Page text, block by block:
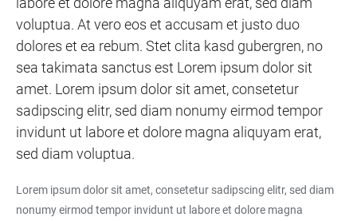
voluptua. At vero eos et accusam et justo duo
dolores et ea rebum. Stet clita kasd gubergren, no
sea takimata sanctus est Lorem ipsum dolor sit
amet. Lorem ipsum dolor sit amet, consetetur
sadipscing elitr, sed diam nonumy eirmod tempor
invidunt ut labore et dolore magna aliquyam erat,
sed diam voluptua.
Lorem ipsum dolor sit amet, consetetur sadipscing elitr, sed diam
nonumy eirmod tempor invidunt ut labore et dolore magna